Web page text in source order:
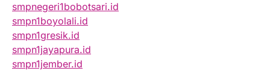
smpnegeri1bobotsari.id
smpn1boyolali.id
smpn1gresik.id
smpn1jayapura.id
smpn1jember.id